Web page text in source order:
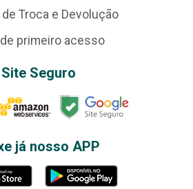
Troca e Devolução
primeiro acesso
Site Seguro
já nosso APP